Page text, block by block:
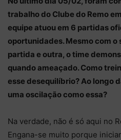
trabalho do Clube do Remo
equipe atuou em 6 partidas
oportunidades. Mesmo com o
partida e outra, o time
quando ameaçado. Como
esse desequilíbrio? Ao longo
uma oscilação como essa?
Na verdade, não é só aqui no
Engana-se muito porque